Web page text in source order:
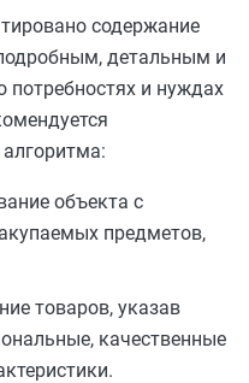
содержание
детальным и
потребностях и нуждах
объекта с
предметов,
товаров, указав
качественные